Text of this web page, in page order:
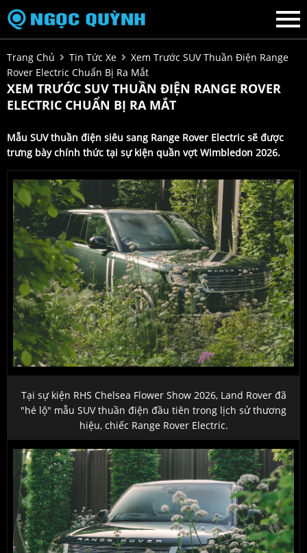
Trang Chủ Tin Tức Xe
Xem Trước SUV Thuần Điện Range
Rover Electric Chuẩn Bị Ra Mắt
XEM TRƯỚC SUV THUẦN ĐIỆN RANGE ROVER
ELECTRIC CHUẨN BỊ RA MẮT
Mẫu SUV thuần điện siêu sang Range Rover Electric sẽ được
trưng bày chính thức tại sự kiện quần vợt Wimbledon 2026.
Tại sự kiện RHS Chelsea Flower Show 2026, Land Rover đã
"hé lộ" mẫu SUV thuần điện đầu tiên trong lịch sử thương
hiệu, chiếc Range Rover Electric.